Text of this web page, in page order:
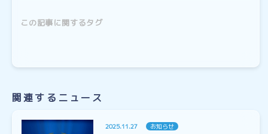
この記事に関するタグ
関連するニュース
2025.11.27 お知らせ